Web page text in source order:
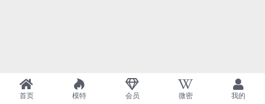
首页 模特 会员 微密 我的